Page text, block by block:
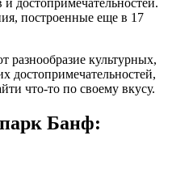
достопримечательностей.
построенные еще в 17
разнообразие культурных,
достопримечательностей,
что-то по своему вкусу.
Банф: